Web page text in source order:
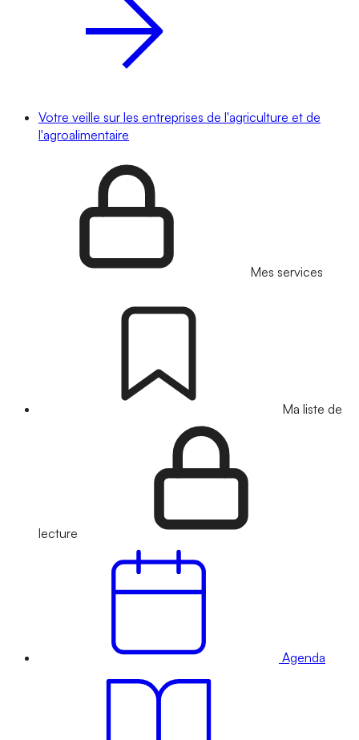
Votre veille sur les entreprises de l'agriculture et de
l'agroalimentaire
Mes services
Ma liste de
lecture
Agenda